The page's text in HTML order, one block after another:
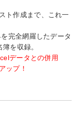
ト作成まで、これ一
完全網羅したデータ
を収録。
データとの併用
ップ！